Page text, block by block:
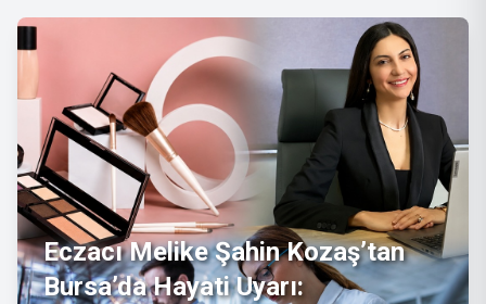
Sağlık